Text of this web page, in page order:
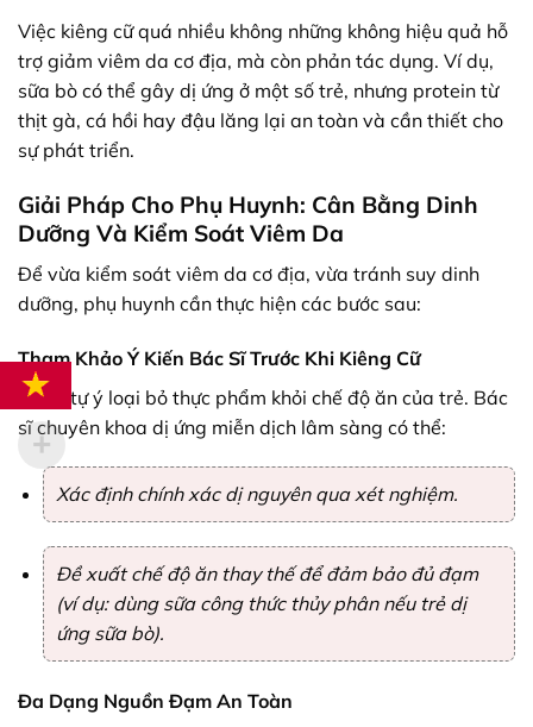
Việc kiêng cữ quá nhiều không những không hiệu quả hỗ
trợ giảm viêm da cơ địa, mà còn phản tác dụng. Ví dụ,
sữa bò có thể gây dị ứng ở một số trẻ, nhưng protein từ
thịt gà, cá hồi hay đậu lăng lại an toàn và cần thiết cho
sự phát triển.
Giải Pháp Cho Phụ Huynh: Cân Bằng Dinh
Dưỡng Và Kiểm Soát Viêm Da
Để vừa kiểm soát viêm da cơ địa, vừa tránh suy dinh
dưỡng, phụ huynh cần thực hiện các bước sau:
Tham Khảo Ý Kiến Bác Sĩ Trước Khi Kiêng Cữ
Đừng tự ý loại bỏ thực phẩm khỏi chế độ ăn của trẻ. Bác
sĩ chuyên khoa dị ứng miễn dịch lâm sàng có thể:
Xác định chính xác dị nguyên qua xét nghiệm.
Đề xuất chế độ ăn thay thế để đảm bảo đủ đạm
(ví dụ: dùng sữa công thức thủy phân nếu trẻ dị
ứng sữa bò).
Đa Dạng Nguồn Đạm An Toàn